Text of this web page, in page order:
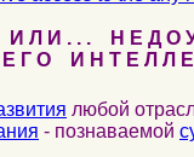
Л И . . . Н Е Д О У
Г О И Н Т Е Л Л Е
любой
- познаваемой